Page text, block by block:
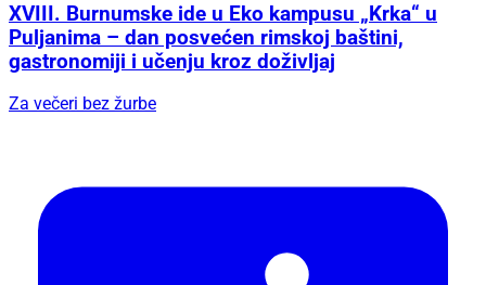
XVIII. Burnumske ide u Eko kampusu „Krka“ u
Puljanima – dan posvećen rimskoj baštini,
gastronomiji i učenju kroz doživljaj
Za večeri bez žurbe